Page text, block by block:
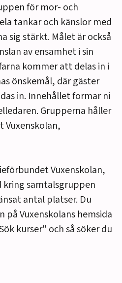
för mor- och
tankar och känslor med
sig stärkt. Målet är också
av ensamhet i sin
kommer att delas in i
önskemål, där gäster
in. Innehållet formar ni
Grupperna håller
Vuxenskolan,
kring samtalsgruppen
antal platser. Du
på Vuxenskolans hemsida
kurser" och så söker du